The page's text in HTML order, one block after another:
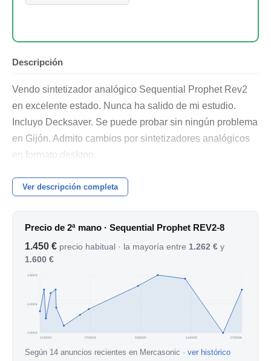
Auriculares
Descripción
Vendo sintetizador analógico Sequential Prophet Rev2
en excelente estado. Nunca ha salido de mi estudio.
Incluyo Decksaver. Se puede probar sin ningún problema
en Gijón. Admito cambios por sintetizadores analógicos
en formato desktop
Ver descripción completa
Precio de 2ª mano · Sequential Prophet REV2-8
1.450 € precio habitual · la mayoría entre 1.262 € y
1.600 €
1.000 €
1.400 €
1.800 €
11/2023 07/2024 03/2025 11/2025 07/2026
Según 14 anuncios recientes en Mercasonic · ver histórico